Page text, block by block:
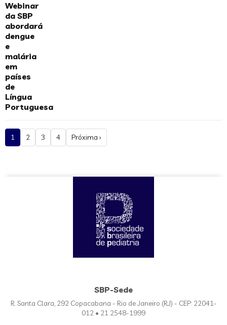
Webinar
da SBP
abordará
dengue
e
malária
em
países
de
Língua
Portuguesa
1 2 3 4 Próxima ›
SBP-Sede
R. Santa Clara, 292 Copacabana - Rio de Janeiro (RJ) - CEP: 22041-
012 • 21 2548-1999